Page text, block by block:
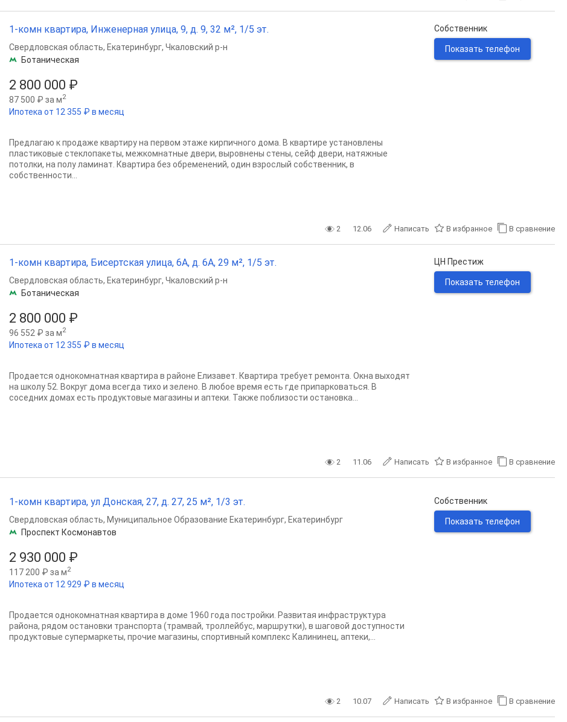
1-комн квартира, Инженерная улица, 9, д. 9, 32 м², 1/5 эт.
2 800 000 ₽
87 500 ₽ за м2
Ипотека от 12 355 ₽ в месяц
Свердловская область, Екатеринбург, Чкаловский р-н
Ботаническая
Предлагаю к продаже квартиру на первом этаже кирпичного дома. В квартире установлены
пластиковые стеклопакеты, межкомнатные двери, выровнены стены, сейф двери, натяжные
потолки, на полу ламинат. Квартира без обременений, один взрослый собственник, в
собственности...
Собственник
Показать телефон
2 12.06 Написать В избранное В сравнение
1-комн квартира, Бисертская улица, 6А, д. 6А, 29 м², 1/5 эт.
2 800 000 ₽
96 552 ₽ за м2
Ипотека от 12 355 ₽ в месяц
Свердловская область, Екатеринбург, Чкаловский р-н
Ботаническая
Продается однокомнатная квартира в районе Елизавет. Квартира требует ремонта. Окна выходят
на школу 52. Вокруг дома всегда тихо и зелено. В любое время есть где припарковаться. В
соседних домах есть продуктовые магазины и аптеки. Также поблизости остановка...
ЦН Престиж
Показать телефон
2 11.06 Написать В избранное В сравнение
1-комн квартира, ул Донская, 27, д. 27, 25 м², 1/3 эт.
2 930 000 ₽
117 200 ₽ за м2
Ипотека от 12 929 ₽ в месяц
Свердловская область, Муниципальное Образование Екатеринбург, Екатеринбург
Проспект Космонавтов
Продается однокомнатная квартира в доме 1960 года постройки. Развитая инфраструктура
района, рядом остановки транспорта (трамвай, троллейбус, маршрутки), в шаговой доступности
продуктовые супермаркеты, прочие магазины, спортивный комплекс Калининец, аптеки,...
Собственник
Показать телефон
2 10.07 Написать В избранное В сравнение